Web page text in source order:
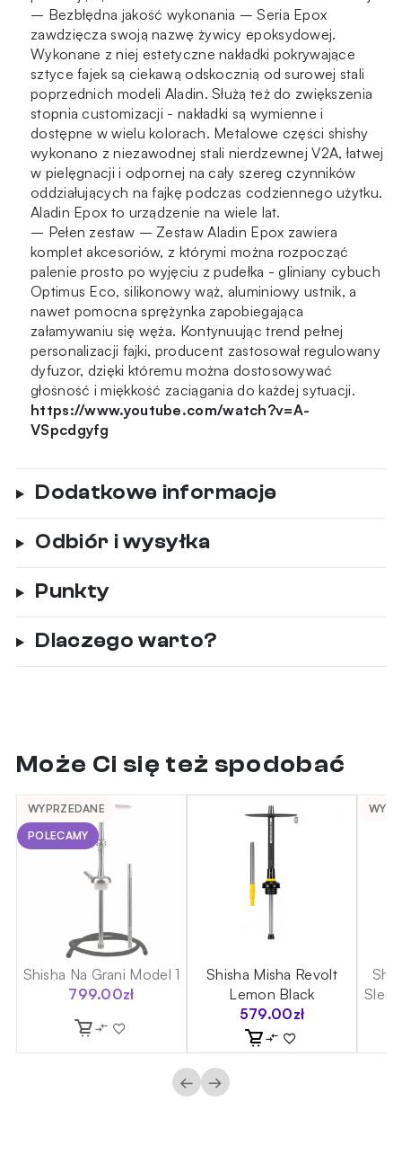
– Bezbłędna jakość wykonania – Seria Epox
zawdzięcza swoją nazwę żywicy epoksydowej.
Wykonane z niej estetyczne nakładki pokrywające
sztyce fajek są ciekawą odskocznią od surowej stali
poprzednich modeli Aladin. Służą też do zwiększenia
stopnia customizacji - nakładki są wymienne i
dostępne w wielu kolorach. Metalowe części shishy
wykonano z niezawodnej stali nierdzewnej V2A, łatwej
w pielęgnacji i odpornej na cały szereg czynników
oddziałujących na fajkę podczas codziennego użytku.
Aladin Epox to urządzenie na wiele lat.
– Pełen zestaw – Zestaw Aladin Epox zawiera
komplet akcesoriów, z którymi można rozpocząć
palenie prosto po wyjęciu z pudełka - gliniany cybuch
Optimus Eco, silikonowy wąż, aluminiowy ustnik, a
nawet pomocna sprężynka zapobiegająca
załamywaniu się węża. Kontynuując trend pełnej
personalizacji fajki, producent zastosował regulowany
dyfuzor, dzięki któremu można dostosowywać
głośność i miękkość zaciągania do każdej sytuacji.
https://www.youtube.com/watch?v=A-
VSpcdgyfg
Dodatkowe informacje
Odbiór i wysyłka
Punkty
Dlaczego warto?
Może Ci się też spodobać
WYPRZEDANE
POLECAMY
Shisha Na Grani Model 1
799.00zł
Shisha Misha Revolt
Lemon Black
579.00zł
← →